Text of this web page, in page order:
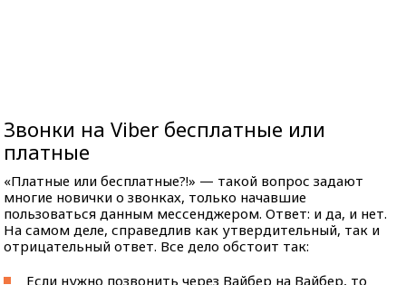
Звонки на Viber бесплатные или
платные
«Платные или бесплатные?!» — такой вопрос задают
многие новички о звонках, только начавшие
пользоваться данным мессенджером. Ответ: и да, и нет.
На самом деле, справедлив как утвердительный, так и
отрицательный ответ. Все дело обстоит так:
Если нужно позвонить через Вайбер на Вайбер, то